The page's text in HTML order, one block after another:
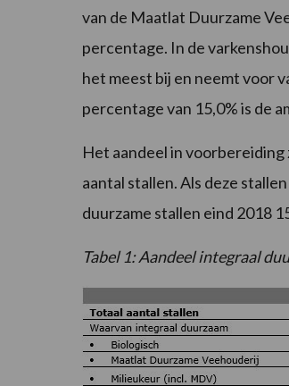
van de Maatlat Duurzame
percentage. In de
het meest bij en neemt voor
percentage van 15,0% is de
Het aandeel in
aantal stallen. Als deze
duurzame stallen eind 2018
Tabel 1: Aandeel integraal